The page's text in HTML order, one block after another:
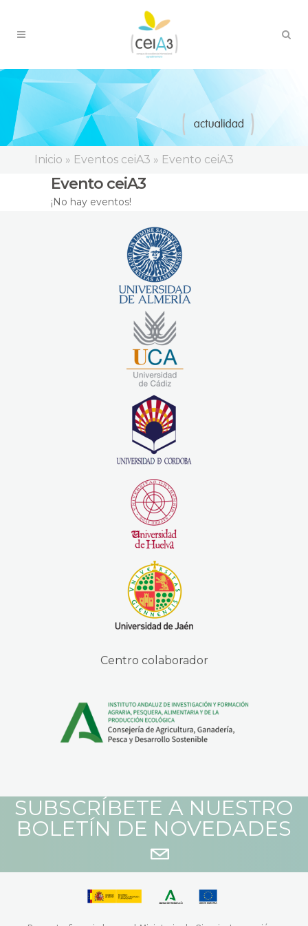
Inicio » Eventos ceiA3 » Evento ceiA3
Evento ceiA3
¡No hay eventos!
Centro colaborador
SUBSCRÍBETE A NUESTRO
BOLETÍN DE NOVEDADES